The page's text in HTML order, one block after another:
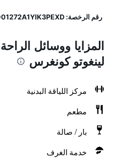
رقم الرخصة: IT001272A1YIK3PEXD
المزايا ووسائل
لينغوتو كونغرس
مركز اللياقة البدنية
مطعم
بار / صالة
خدمة الغرف